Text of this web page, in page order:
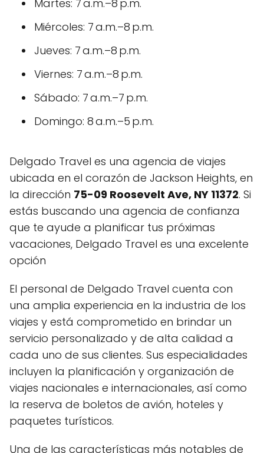
Martes: 7 a.m.–8 p.m.
Miércoles: 7 a.m.–8 p.m.
Jueves: 7 a.m.–8 p.m.
Viernes: 7 a.m.–8 p.m.
Sábado: 7 a.m.–7 p.m.
Domingo: 8 a.m.–5 p.m.
Delgado Travel es una agencia de viajes
ubicada en el corazón de Jackson Heights, en
la dirección 75-09 Roosevelt Ave, NY 11372. Si
estás buscando una agencia de confianza
que te ayude a planificar tus próximas
vacaciones, Delgado Travel es una excelente
opción
El personal de Delgado Travel cuenta con
una amplia experiencia en la industria de los
viajes y está comprometido en brindar un
servicio personalizado y de alta calidad a
cada uno de sus clientes. Sus especialidades
incluyen la planificación y organización de
viajes nacionales e internacionales, así como
la reserva de boletos de avión, hoteles y
paquetes turísticos.
Una de las características más notables de